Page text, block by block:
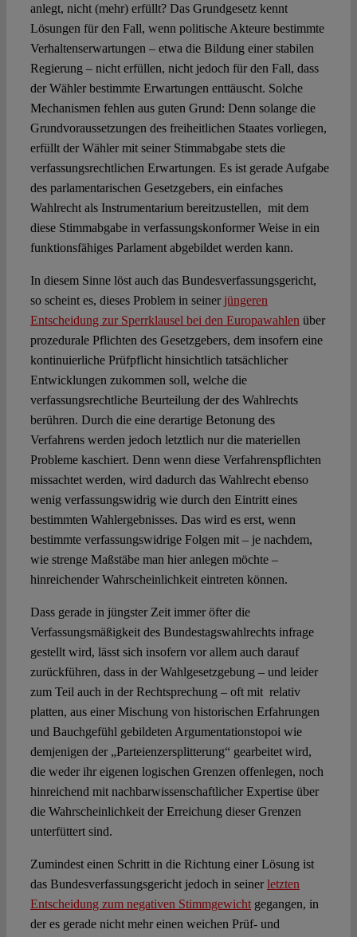
anlegt, nicht (mehr) erfüllt? Das Grundgesetz kennt
Lösungen für den Fall, wenn politische Akteure bestimmte
Verhaltenserwartungen – etwa die Bildung einer stabilen
Regierung – nicht erfüllen, nicht jedoch für den Fall, dass
der Wähler bestimmte Erwartungen enttäuscht. Solche
Mechanismen fehlen aus guten Grund: Denn solange die
Grundvoraussetzungen des freiheitlichen Staates vorliegen,
erfüllt der Wähler mit seiner Stimmabgabe stets die
verfassungsrechtlichen Erwartungen. Es ist gerade Aufgabe
des parlamentarischen Gesetzgebers, ein einfaches
Wahlrecht als Instrumentarium bereitzustellen, mit dem
diese Stimmabgabe in verfassungskonformer Weise in ein
funktionsfähiges Parlament abgebildet werden kann.
In diesem Sinne löst auch das Bundesverfassungsgericht,
so scheint es, dieses Problem in seiner jüngeren
Entscheidung zur Sperrklausel bei den Europawahlen über
prozedurale Pflichten des Gesetzgebers, dem insofern eine
kontinuierliche Prüfpflicht hinsichtlich tatsächlicher
Entwicklungen zukommen soll, welche die
verfassungsrechtliche Beurteilung der des Wahlrechts
berühren. Durch die eine derartige Betonung des
Verfahrens werden jedoch letztlich nur die materiellen
Probleme kaschiert. Denn wenn diese Verfahrenspflichten
missachtet werden, wird dadurch das Wahlrecht ebenso
wenig verfassungswidrig wie durch den Eintritt eines
bestimmten Wahlergebnisses. Das wird es erst, wenn
bestimmte verfassungswidrige Folgen mit – je nachdem,
wie strenge Maßstäbe man hier anlegen möchte –
hinreichender Wahrscheinlichkeit eintreten können.
Dass gerade in jüngster Zeit immer öfter die
Verfassungsmäßigkeit des Bundestagswahlrechts infrage
gestellt wird, lässt sich insofern vor allem auch darauf
zurückführen, dass in der Wahlgesetzgebung – und leider
zum Teil auch in der Rechtsprechung – oft mit relativ
platten, aus einer Mischung von historischen Erfahrungen
und Bauchgefühl gebildeten Argumentationstopoi wie
demjenigen der „Parteienzersplitterung“ gearbeitet wird,
die weder ihr eigenen logischen Grenzen offenlegen, noch
hinreichend mit nachbarwissenschaftlicher Expertise über
die Wahrscheinlichkeit der Erreichung dieser Grenzen
unterfüttert sind.
Zumindest einen Schritt in die Richtung einer Lösung ist
das Bundesverfassungsgericht jedoch in seinerletzten
Entscheidung zum negativen Stimmgewichtgegangen, in
der es gerade nicht mehr einen weichen Prüf- und